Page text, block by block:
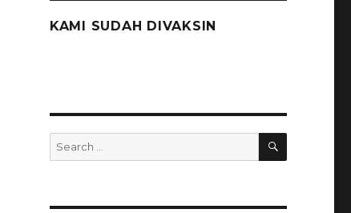
KAMI SUDAH DIVAKSIN
Search
for:
SEARCH